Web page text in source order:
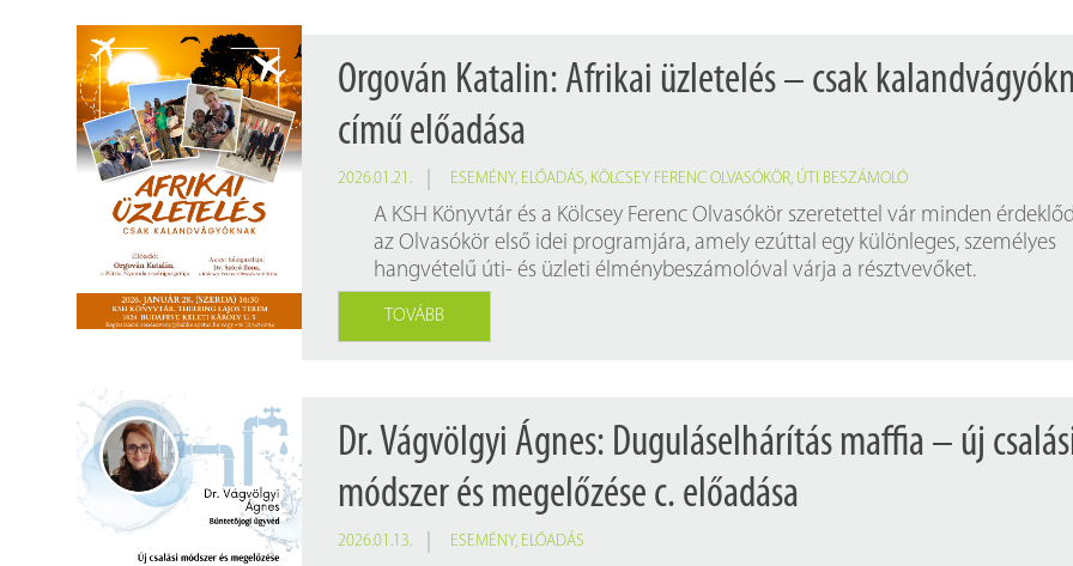
Orgován Katalin: Afrikai üzletelés – csak
című előadása
2026.01.21. ESEMÉNY, ELŐADÁS, KÖLCSEY FERENC OLVASÓKÖR, ÚTI BESZÁMOLÓ
A KSH Könyvtár és a Kölcsey Ferenc Olvasókör szeretettel vár minden
az Olvasókör első idei programjára, amely ezúttal egy különleges, személyes
hangvételű úti- és üzleti élménybeszámolóval várja a résztvevőket.
TOVÁBB
Dr. Vágvölgyi Ágnes: Duguláselhárítás maffia – új
módszer és megelőzése c. előadása
2026.01.13. ESEMÉNY, ELŐADÁS